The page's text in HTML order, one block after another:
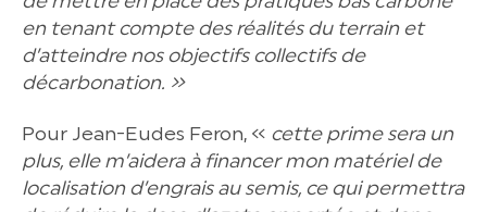
en tenant compte des réalités du terrain et
d’atteindre nos objectifs collectifs de
décarbonation. »
Pour Jean-Eudes Feron, « cette prime sera un
plus, elle m’aidera à financer mon matériel de
localisation d’engrais au semis, ce qui permettra